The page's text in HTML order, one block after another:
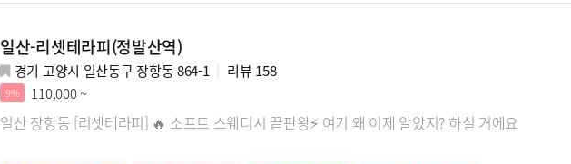
일산-리셋테라피(정발산역)
경기 고양시 일산동구 장항동 864-1 리뷰 158
9% 110,000 ~
일산 장항동 [리셋테라피] 🔥 소프트 스웨디시 끝판왕⚡ 여기 왜 이제 알았지? 하실 거에요